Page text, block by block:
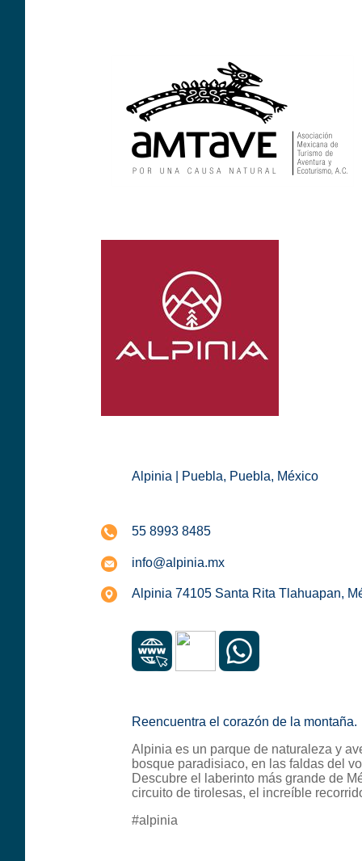
Alpinia | Puebla, Puebla, México
55 8993 8485
info@alpinia.mx
Alpinia 74105 Santa Rita Tlahuapan,
Reencuentra el corazón de la montaña.
Alpinia es un parque de naturaleza y
bosque paradisiaco, en las faldas del
Descubre el laberinto más grande de
circuito de tirolesas, el increíble
#alpinia